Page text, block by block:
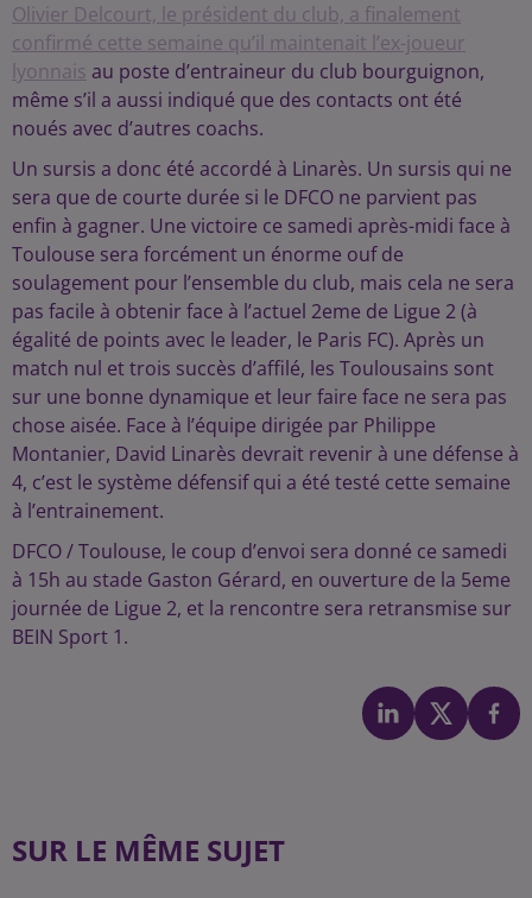
Olivier Delcourt, le président du club, a finalement
confirmé cette semaine qu’il maintenait l’ex-joueur
lyonnais au poste d’entraineur du club bourguignon,
même s’il a aussi indiqué que des contacts ont été
noués avec d’autres coachs.
Un sursis a donc été accordé à Linarès. Un sursis qui ne
sera que de courte durée si le DFCO ne parvient pas
enfin à gagner. Une victoire ce samedi après-midi face à
Toulouse sera forcément un énorme ouf de
soulagement pour l’ensemble du club, mais cela ne sera
pas facile à obtenir face à l’actuel 2eme de Ligue 2 (à
égalité de points avec le leader, le Paris FC). Après un
match nul et trois succès d’affilé, les Toulousains sont
sur une bonne dynamique et leur faire face ne sera pas
chose aisée. Face à l’équipe dirigée par Philippe
Montanier, David Linarès devrait revenir à une défense à
4, c’est le système défensif qui a été testé cette semaine
à l’entrainement.
DFCO / Toulouse, le coup d’envoi sera donné ce samedi
à 15h au stade Gaston Gérard, en ouverture de la 5eme
journée de Ligue 2, et la rencontre sera retransmise sur
BEIN Sport 1.
SUR LE MÊME SUJET